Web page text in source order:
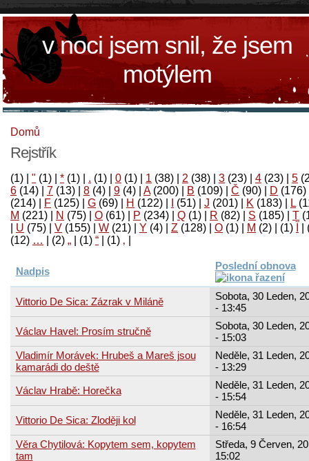
v noci jsem snil, že jsem
motýlem
Domů
Rejstřík
(1) " (1) * (1) . (1) 0 (1) 1 (38) 2 (38) 3 (23) 4 (23) 5
6 (14) 7 (13) 8 (4) 9 (4) A(200) B (109) Č (90) D (176)
(214)
F (125) G (69) H (122) (51) J (201) K (183) L
M (221) N (75) O (61) P (234) Q (1) R (82) S (185) T
U (75) V (155) W (21) Y (4) Z (128) Ο (1) М (2)
(1)
‚
(1)
“
(1)
„
(2)
…
(12)
Nadpis Poslední obnova
Vittorio De Sica: Zázrak v Miláně
Sobota, 30 Leden,
- 13:45
Václav Havel: Prosím stručně
Sobota, 30 Leden,
- 15:03
Vladimír Morávek: Hrubeš a Mareš jsou
kamarádi do deště
Neděle, 31 Leden,
- 13:29
Václav Hrabě: Horečka
Neděle, 31 Leden,
- 15:54
Vittorio De Sica: Zloději kol
Neděle, 31 Leden,
- 16:54
Věra Chytilová: Kopytem sem, kopytem
tam
Středa, 9 Červen,
15:02